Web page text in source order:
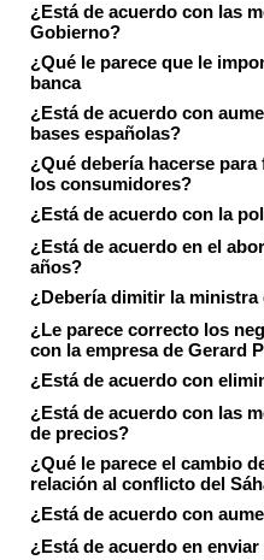
¿Está de acuerdo con las
Gobierno?
¿Qué le parece que le
banca
¿Está de acuerdo con
bases españolas?
¿Qué debería hacerse
los consumidores?
¿Está de acuerdo con la
¿Está de acuerdo en el
años?
¿Debería dimitir la ministra
¿Le parece correcto los
con la empresa de Gerard
¿Está de acuerdo con
¿Está de acuerdo con las
de precios?
¿Qué le parece el cambio
relación al conflicto del
¿Está de acuerdo con
¿Está de acuerdo en